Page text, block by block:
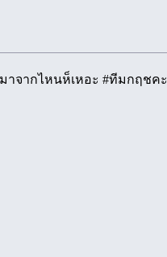
จากไหนห็เหอะ #ทีมกฤชคะ